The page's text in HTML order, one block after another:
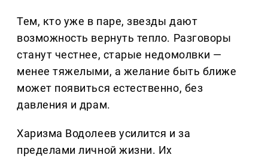
Тем, кто уже в паре, звезды дают
возможность вернуть тепло. Разговоры
станут честнее, старые недомолвки —
менее тяжелыми, а желание быть ближе
может появиться естественно, без
давления и драм.
Харизма Водолеев усилится и за
пределами личной жизни. Их